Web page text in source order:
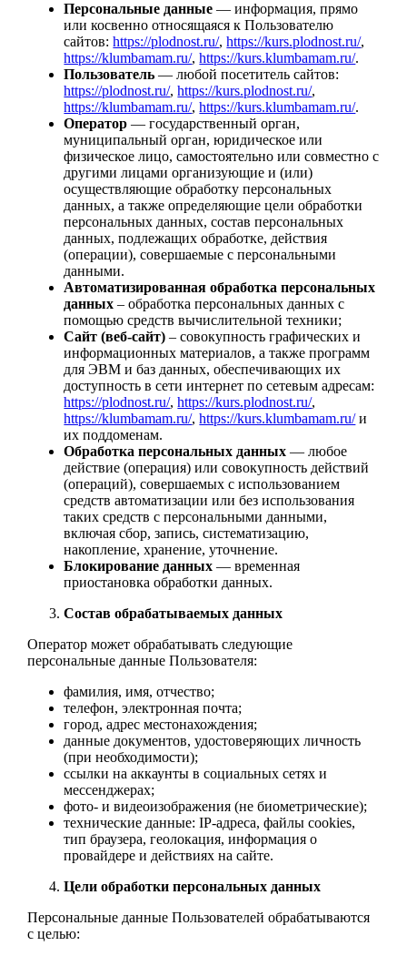
Персональные данные — информация, прямо
или косвенно относящаяся к Пользователю
сайтов:https://plodnost.ru/,https://kurs.plodnost.ru/,
https://klumbamam.ru/,https://kurs.klumbamam.ru/.
Пользователь — любой посетитель сайтов:
https://plodnost.ru/,https://kurs.plodnost.ru/,
https://klumbamam.ru/,https://kurs.klumbamam.ru/.
Оператор — государственный орган,
муниципальный орган, юридическое или
физическое лицо, самостоятельно или совместно с
другими лицами организующие и (или)
осуществляющие обработку персональных
данных, а также определяющие цели обработки
персональных данных, состав персональных
данных, подлежащих обработке, действия
(операции), совершаемые с персональными
данными.
Автоматизированная обработка персональных
данных – обработка персональных данных с
помощью средств вычислительной техники;
Сайт (веб-сайт) – совокупность графических и
информационных материалов, а также программ
для ЭВМ и баз данных, обеспечивающих их
доступность в сети интернет по сетевым адресам:
https://plodnost.ru/,https://kurs.plodnost.ru/,
https://klumbamam.ru/,https://kurs.klumbamam.ru/и
их поддоменам.
Обработка персональных данных — любое
действие (операция) или совокупность действий
(операций), совершаемых с использованием
средств автоматизации или без использования
таких средств с персональными данными,
включая сбор, запись, систематизацию,
накопление, хранение, уточнение.
Блокирование данных — временная
приостановка обработки данных.
Состав обрабатываемых данных
Оператор может обрабатывать следующие
персональные данные Пользователя:
фамилия, имя, отчество;
телефон, электронная почта;
город, адрес местонахождения;
данные документов, удостоверяющих личность
(при необходимости);
ссылки на аккаунты в социальных сетях и
мессенджерах;
фото- и видеоизображения (не биометрические);
технические данные: IP-адреса, файлы cookies,
тип браузера, геолокация, информация о
провайдере и действиях на сайте.
Цели обработки персональных данных
Персональные данные Пользователей обрабатываются
с целью: